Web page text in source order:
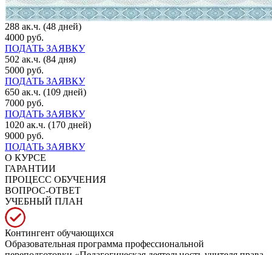
288 ак.ч. (48 дней)
4000 руб.
ПОДАТЬ ЗАЯВКУ
502 ак.ч. (84 дня)
5000 руб.
ПОДАТЬ ЗАЯВКУ
650 ак.ч. (109 дней)
7000 руб.
ПОДАТЬ ЗАЯВКУ
1020 ак.ч. (170 дней)
9000 руб.
ПОДАТЬ ЗАЯВКУ
О КУРСЕ
ГАРАНТИИ
ПРОЦЕСС ОБУЧЕНИЯ
ВОПРОС-ОТВЕТ
УЧЕБНЫЙ ПЛАН
Контингент обучающихся
Образовательная программа профессиональной